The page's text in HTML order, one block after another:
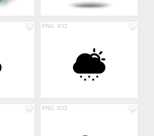
PNG ICO
PNG ICO